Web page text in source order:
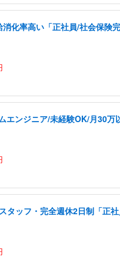
化率高い「正社員/社会保険
エンジニア/未経験OK/月30
タッフ・完全週休2日制「正